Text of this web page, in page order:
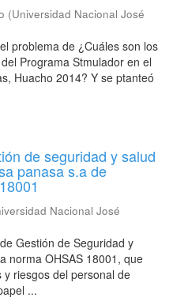
(Universidad Nacional José
problema de ¿Cuáles son los
Programa Stmulador en el
Huacho 2014? Y se ptanteó
de seguridad y salud
panasa s.a de
Nacional José
Gestión de Seguridad y
norma OHSAS 18001, que
riesgos del personal de
...